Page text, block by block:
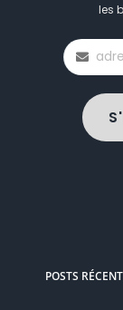
les
POSTS